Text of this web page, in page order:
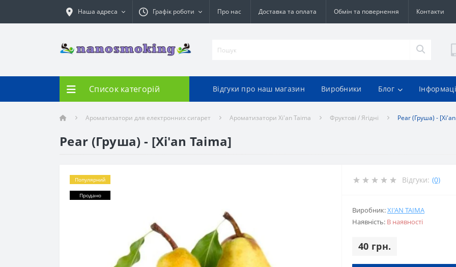
Наша адреса Графік роботи Про нас Доставка та оплата Обмін та повернення Контакти
Список категорій Відгуки про наш магазин Виробники Блог
Ароматизатори для електронних сигарет Ароматизатори Xi'an Taima Фруктові / Ягідні Pear (Груша) -
Pear (Груша) - [Xi'an Taima]
Популярний
Продано
Відгуки: (0)
Виробник:XI'AN TAIMA
Наявність: В наявності
40 грн.